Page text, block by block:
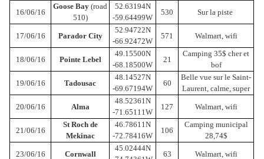
16/06/16
Goose Bay (road
510)
52.63194N
-59.64499W
530 Sur la piste
17/06/16 Parador City
52.94722N
-66.92472W
571 Walmart, wifi
18/06/16 Pointe Lebel
49.15500N
-68.18500W
21
Camping 35$ cher et
bof
19/06/16 Tadousac
48.14527N
-69.67194W
60
Belle vue sur le Saint-
Laurent, calme, super
20/06/16 Alma
48.52361N
-71.65111W
127 Walmart, wifi
21/06/16
St Roch de
Mekinac
46.78611N
-72.78416W
106
Camping municipal
28,74$
23/06/16 Cornwall
45.02444N
63 Walmart, wifi